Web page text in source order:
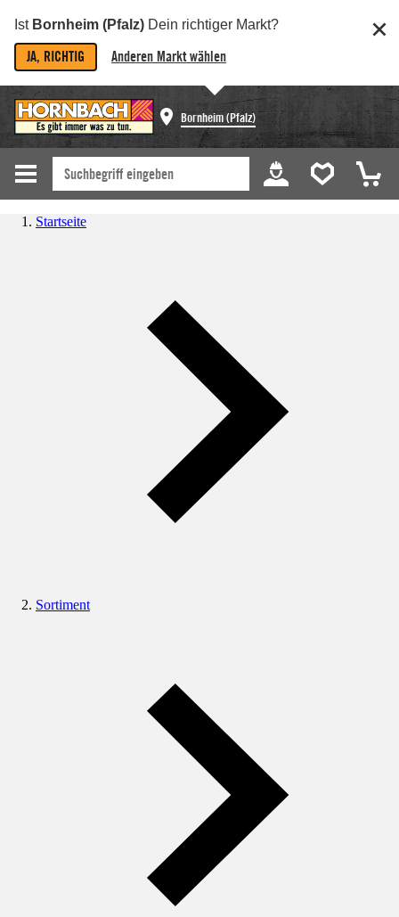
Ist Bornheim (Pfalz) Dein richtiger Markt?
JA, RICHTIG Anderen Markt wählen
Bornheim (Pfalz)
Startseite
Sortiment